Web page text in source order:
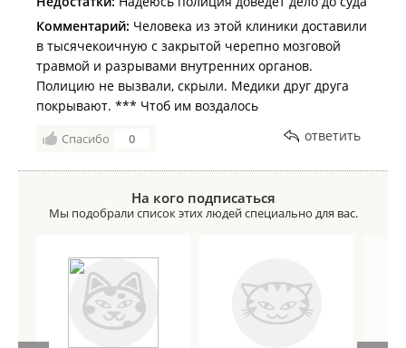
Комментарий: Человека из этой клиники доставили
в тысячекоичную с закрытой черепно мозговой
травмой и разрывами внутренних органов.
Полицию не вызвали, скрыли. Медики друг друга
покрывают. *** Чтоб им воздалось
Спасибо 0 ответить
На кого подписаться
Мы подобрали список этих людей специально для вас.